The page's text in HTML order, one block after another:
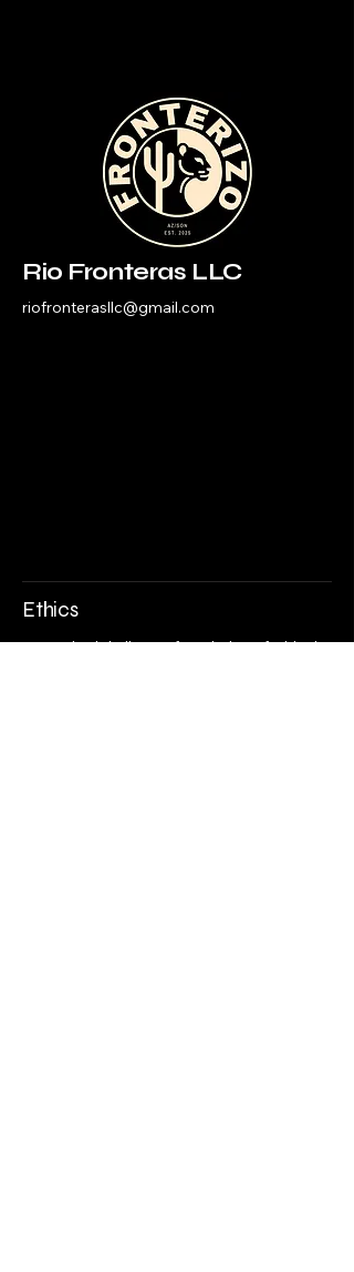
Rio Fronteras LLC
riofronterasllc@gmail.com
Ethics
Fronterizo is built on a foundation of ethical